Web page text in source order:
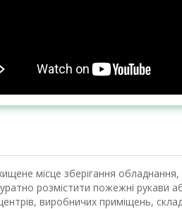
місце зберігання
розмістити пожежні
виробничих приміщень,